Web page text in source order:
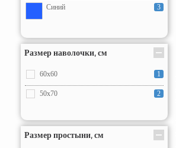
Синий 3
Размер наволочки, см
60x60 1
50x70 2
Размер простыни, см